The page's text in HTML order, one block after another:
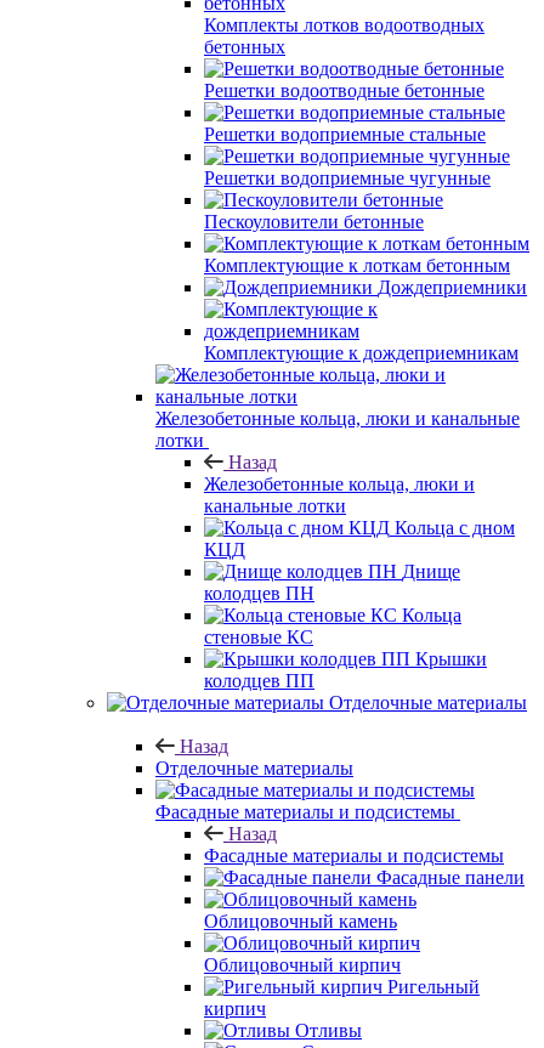
Комплекты лотков водоотводных
бетонных
Решетки водоотводные бетонные
Решетки водоприемные стальные
Решетки водоприемные чугунные
Пескоуловители бетонные
Комплектующие к лоткам бетонным
Дождеприемники
Комплектующие к дождеприемникам
Железобетонные кольца, люки и канальные
лотки
Назад
Железобетонные кольца, люки и
канальные лотки
Кольца с дном
КЦД
Днище
колодцев ПН
Кольца
стеновые КС
Крышки
колодцев ПП
Отделочные материалы
Назад
Отделочные материалы
Фасадные материалы и подсистемы
Назад
Фасадные материалы и подсистемы
Фасадные панели
Облицовочный камень
Облицовочный кирпич
Ригельный
кирпич
Отливы